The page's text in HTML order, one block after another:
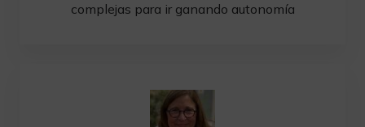
complejas para ir ganando autonomía